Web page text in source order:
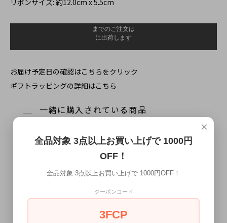
リボンサイズ: 約12.0cm x 5.5cm
お届け予定日の確認はこちらをクリック
ギフトラッピングの詳細はこちら
一緒に購入されている商品
ブラウン スモールペイズリー 変形 ネイビー オレンジ ペイズリー 蝶ネ
×
全品対象 3点以上お買い上げで 1000円
OFF！
全品対象 3点以上お買い上げで 1000円OFF！
クーポンコード
3FCP